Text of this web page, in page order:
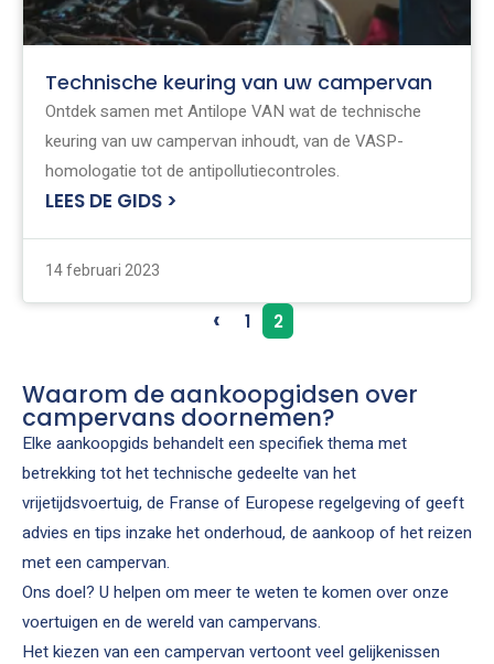
Technische keuring van uw campervan
Ontdek samen met Antilope VAN wat de technische
keuring van uw campervan inhoudt, van de VASP-
homologatie tot de antipollutiecontroles.
LEES DE GIDS >
14 februari 2023
‹ 1 2
Waarom de aankoopgidsen over
campervans doornemen?
Elke aankoopgids behandelt een specifiek thema met
betrekking tot het technische gedeelte van het
vrijetijdsvoertuig, de Franse of Europese regelgeving of geeft
advies en tips inzake het onderhoud, de aankoop of het reizen
met een campervan.
Ons doel? U helpen om meer te weten te komen over onze
voertuigen en de wereld van campervans.
Het kiezen van een campervan vertoont veel gelijkenissen